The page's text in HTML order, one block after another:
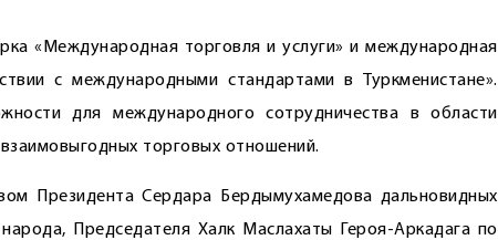
«Международная торговля и услуги» и международная
с международными стандартами в Туркменистане».
для международного сотрудничества в области
торговых отношений.
Президента Сердара Бердымухамедова дальновидных
Председателя Халк Маслахаты Героя-Аркадага по